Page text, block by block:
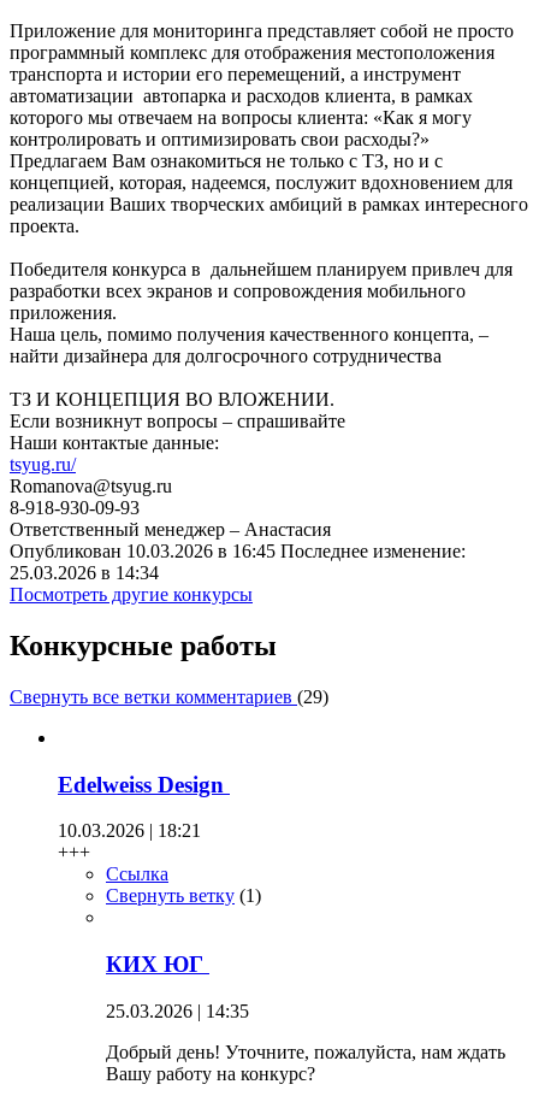
Приложение для мониторинга представляет собой не просто
программный комплекс для отображения местоположения
транспорта и истории его перемещений, а инструмент
автоматизации автопарка и расходов клиента, в рамках
которого мы отвечаем на вопросы клиента: «Как я могу
контролировать и оптимизировать свои расходы?»
Предлагаем Вам ознакомиться не только с ТЗ, но и с
концепцией, которая, надеемся, послужит вдохновением для
реализации Ваших творческих амбиций в рамках интересного
проекта.
Победителя конкурса в дальнейшем планируем привлеч для
разработки всех экранов и сопровождения мобильного
приложения.
Наша цель, помимо получения качественного концепта, –
найти дизайнера для долгосрочного сотрудничества
ТЗ И КОНЦЕПЦИЯ ВО ВЛОЖЕНИИ.
Если возникнут вопросы – спрашивайте
Наши контактые данные:
tsyug.ru/
Romanova@tsyug.ru
8-918-930-09-93
Ответственный менеджер – Анастасия
Опубликован 10.03.2026 в 16:45 Последнее изменение:
25.03.2026 в 14:34
Посмотреть другие конкурсы
Конкурсные работы
Свернуть все ветки комментариев (29)
Edelweiss Design
10.03.2026 | 18:21
+++
Ссылка
Свернуть ветку (1)
КИХ ЮГ
25.03.2026 | 14:35
Добрый день! Уточните, пожалуйста, нам ждать
Вашу работу на конкурс?